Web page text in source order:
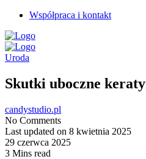
Współpraca i kontakt
Uroda
Skutki uboczne
candystudio.pl
No Comments
Last updated on 8 kwietnia 2025
29 czerwca 2025
3 Mins read